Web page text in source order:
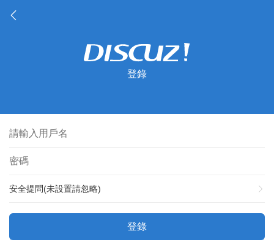
登錄
安全提問(未設置請忽略)
登錄